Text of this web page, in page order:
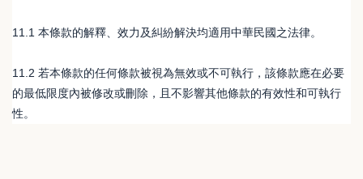
11.1 本條款的解釋、效力及糾紛解決均適用中華民國之法律。
11.2 若本條款的任何條款被視為無效或不可執行，該條款應在必要
的最低限度內被修改或刪除，且不影響其他條款的有效性和可執行
性。